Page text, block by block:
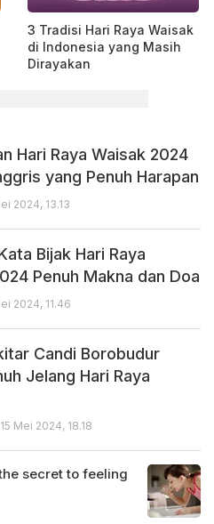
3 Tradisi Hari Raya Waisak
di Indonesia yang Masih
Dirayakan
Hari Raya Waisak 2024
yang Penuh Harapan
2024, 13.13
Bijak Hari Raya
Penuh Makna dan Doa
2024, 11.46
Candi Borobudur
Jelang Hari Raya
Mei 2024, 18.18